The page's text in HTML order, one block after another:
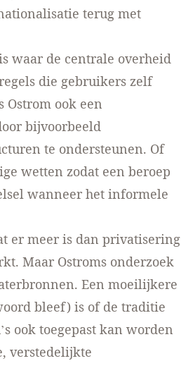
terug met
waar de centrale overheid
die gebruikers zelf
Ostrom ook een
bijvoorbeeld
te ondersteunen. Of
wetten zodat een beroep
wanneer het informele
er meer is dan privatisering
Maar Ostroms onderzoek
Een moeilijkere
bleef) is of de traditie
ook toegepast kan worden
verstedelijkte